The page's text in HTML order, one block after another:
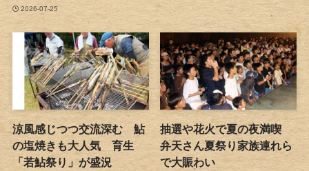
2026-07-25
涼風感じつつ交流深む 鮎
の塩焼きも大人気 育生
「若鮎祭り」が盛況
抽選や花火で夏の夜満喫
弁天さん夏祭り家族連れら
で大賑わい